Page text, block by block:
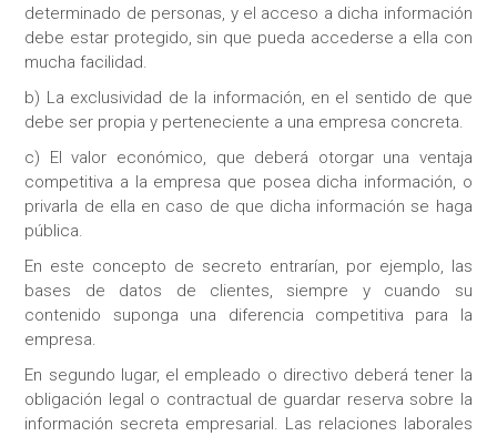
determinado de personas, y el acceso a dicha información
debe estar protegido, sin que pueda accederse a ella con
mucha facilidad.
b) La exclusividad de la información, en el sentido de que
debe ser propia y perteneciente a una empresa concreta.
c) El valor económico, que deberá otorgar una ventaja
competitiva a la empresa que posea dicha información, o
privarla de ella en caso de que dicha información se haga
pública.
En este concepto de secreto entrarían, por ejemplo, las
bases de datos de clientes, siempre y cuando su
contenido suponga una diferencia competitiva para la
empresa.
En segundo lugar, el empleado o directivo deberá tener la
obligación legal o contractual de guardar reserva sobre la
información secreta empresarial. Las relaciones laborales